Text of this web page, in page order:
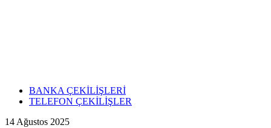
BANKA ÇEKİLİŞLERİ
TELEFON ÇEKİLİŞLER
14 Ağustos 2025